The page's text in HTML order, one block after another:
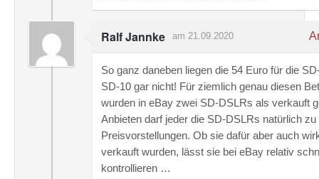
Ralf Jannke am 21.09.2020
So ganz daneben liegen die 54 Euro für die
SD-10 gar nicht! Für ziemlich genau diesen
wurden in eBay zwei SD-DSLRs als verkauft
Anbieten darf jeder die SD-DSLRs natürlich zu
Preisvorstellungen. Ob sie dafür aber auch
verkauft wurden, lässt sie bei eBay relativ
kontrollieren …